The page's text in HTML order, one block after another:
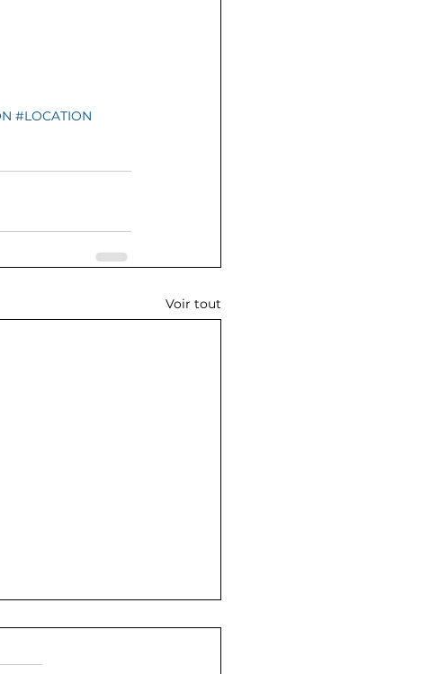
#LOCATION
Voir tout